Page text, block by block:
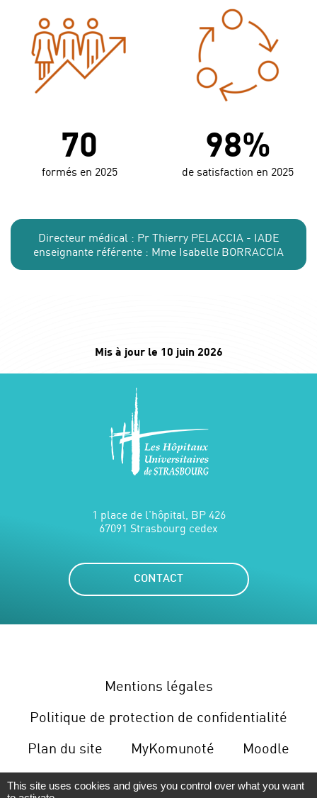
70
formés en 2025
98%
de satisfaction en 2025
Directeur médical : Pr Thierry PELACCIA - IADE
enseignante référente : Mme Isabelle BORRACCIA
Mis à jour le 10 juin 2026
1 place de l'hôpital, BP 426
67091 Strasbourg cedex
CONTACT
Mentions légales
Politique de protection de confidentialité
Plan du site
MyKomunoté
Moodle
Gérer le cookies
This site uses cookies and gives you control over what you want